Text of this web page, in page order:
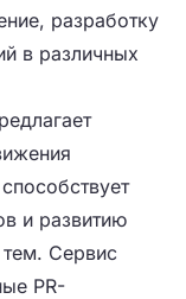
разработку
в различных
и развитию
тем. Сервис
PR-